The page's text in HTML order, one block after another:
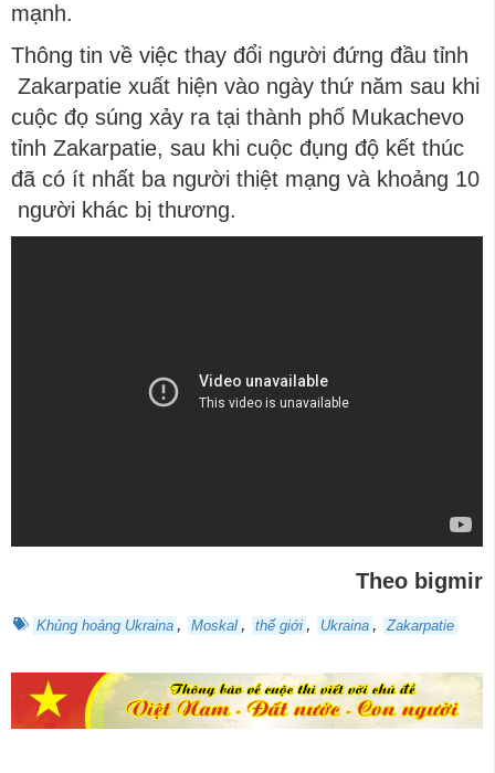
mạnh.
Thông tin về việc thay đổi người đứng đầu tỉnh
Zakarpatie xuất hiện vào ngày thứ năm sau khi
cuộc đọ súng xảy ra tại thành phố Mukachevo
tỉnh Zakarpatie, sau khi cuộc đụng độ kết thúc
đã có ít nhất ba người thiệt mạng và khoảng 10
người khác bị thương.
Theo bigmir
Khủng hoảng Ukraina , Moskal , thế giới , Ukraina , Zakarpatie